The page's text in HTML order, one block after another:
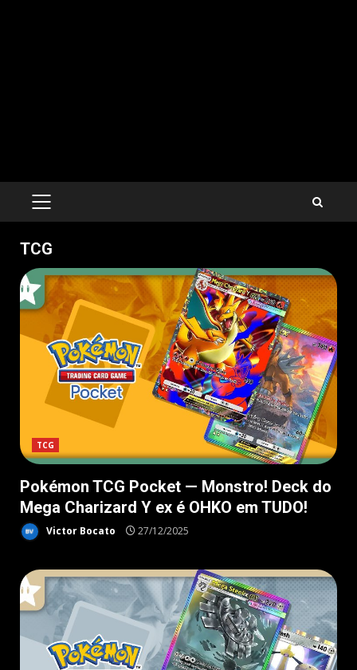
PRIMARY
TCG
TCG
Pokémon TCG Pocket — Monstro! Deck do
Mega Charizard Y ex é OHKO em TUDO!
Victor Bocato 27/12/2025